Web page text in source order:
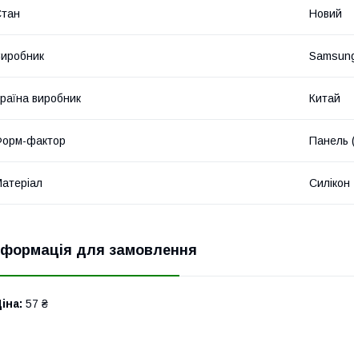
Новий
виробник Китай
фактор Панель
Силікон
для замовлення
57 ₴